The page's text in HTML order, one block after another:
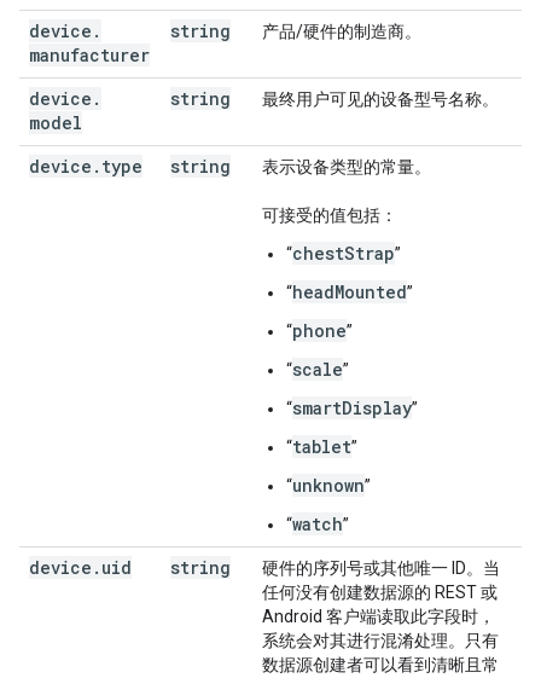
device .
manufacturer
string 产品/硬件的制造商。
device .
model
string 最终用户可见的设备型号名称。
device . type string 表示设备类型的常量。
可接受的值包括：
“chestStrap”
“headMounted”
“phone”
“scale”
“smartDisplay”
“tablet”
“unknown”
“watch”
device . uid string
硬件的序列号或其他唯一 ID。当
任何没有创建数据源的 REST 或
Android 客户端读取此字段时，
系统会对其进行混淆处理。只有
数据源创建者可以看到清晰且常